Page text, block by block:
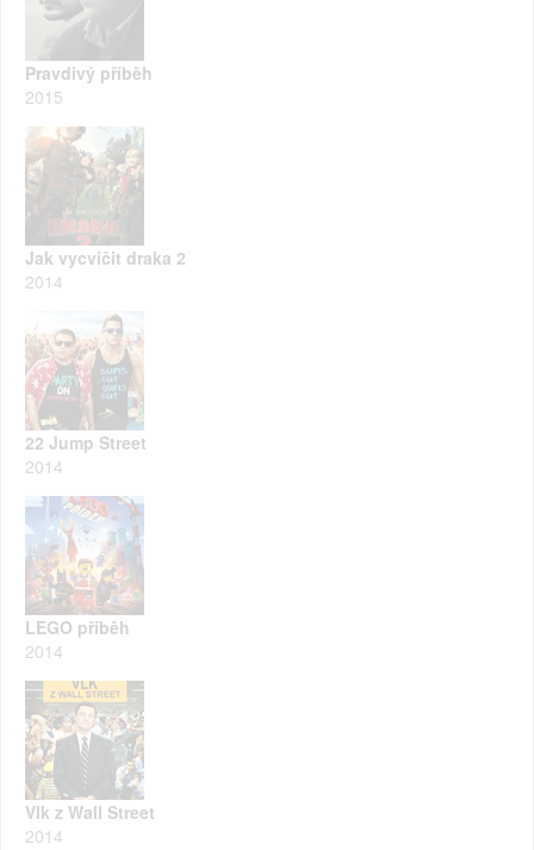
Pravdivý příběh
2015
Jak vycvičit draka 2
2014
22 Jump Street
2014
LEGO příběh
2014
Vlk z Wall Street
2014